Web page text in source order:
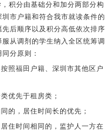
积分由基础分和加分两部分构
市户籍和符合我市就读条件的
后顺序以及积分高低依次排序
从调剂的学生纳入全区统筹调
分原则：
照福田户籍、深圳市其他区户
优先于租房类；
的，居住时间长的优先；
住时间相同的，监护人一方在